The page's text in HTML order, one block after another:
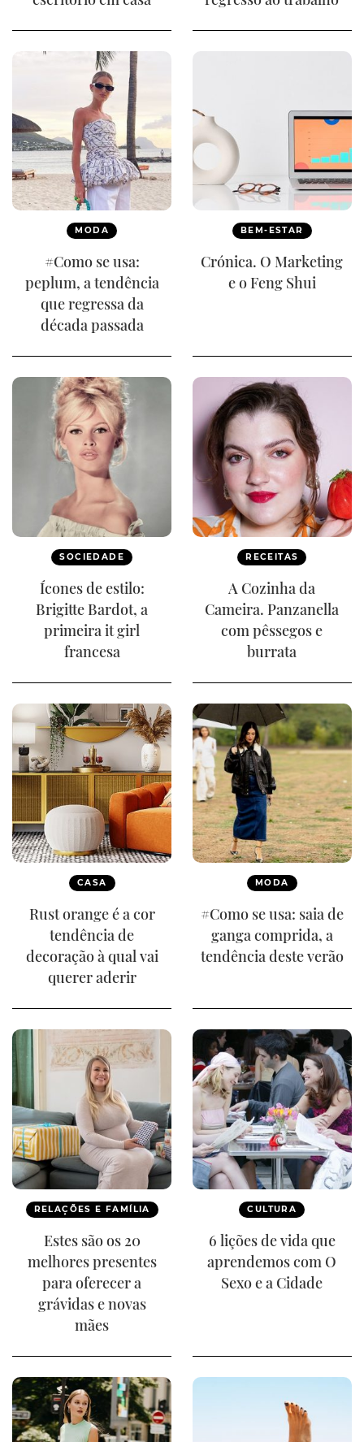
MODA
#Como se usa:
peplum, a tendência
que regressa da
década passada
BEM-ESTAR
Crónica. O Marketing
e o Feng Shui
SOCIEDADE
Ícones de estilo:
Brigitte Bardot, a
primeira it girl
francesa
RECEITAS
A Cozinha da
Cameira. Panzanella
com pêssegos e
burrata
CASA
Rust orange é a cor
tendência de
decoração à qual vai
querer aderir
MODA
#Como se usa: saia de
ganga comprida, a
tendência deste verão
RELAÇÕES E FAMÍLIA
Estes são os 20
melhores presentes
para oferecer a
grávidas e novas
mães
CULTURA
6 lições de vida que
aprendemos com O
Sexo e a Cidade